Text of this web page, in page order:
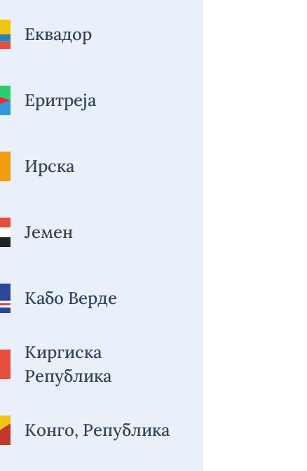
Еквадор
Еритреја
Ирска
Јемен
Кабо Верде
Киргиска
Република
Конго, Република